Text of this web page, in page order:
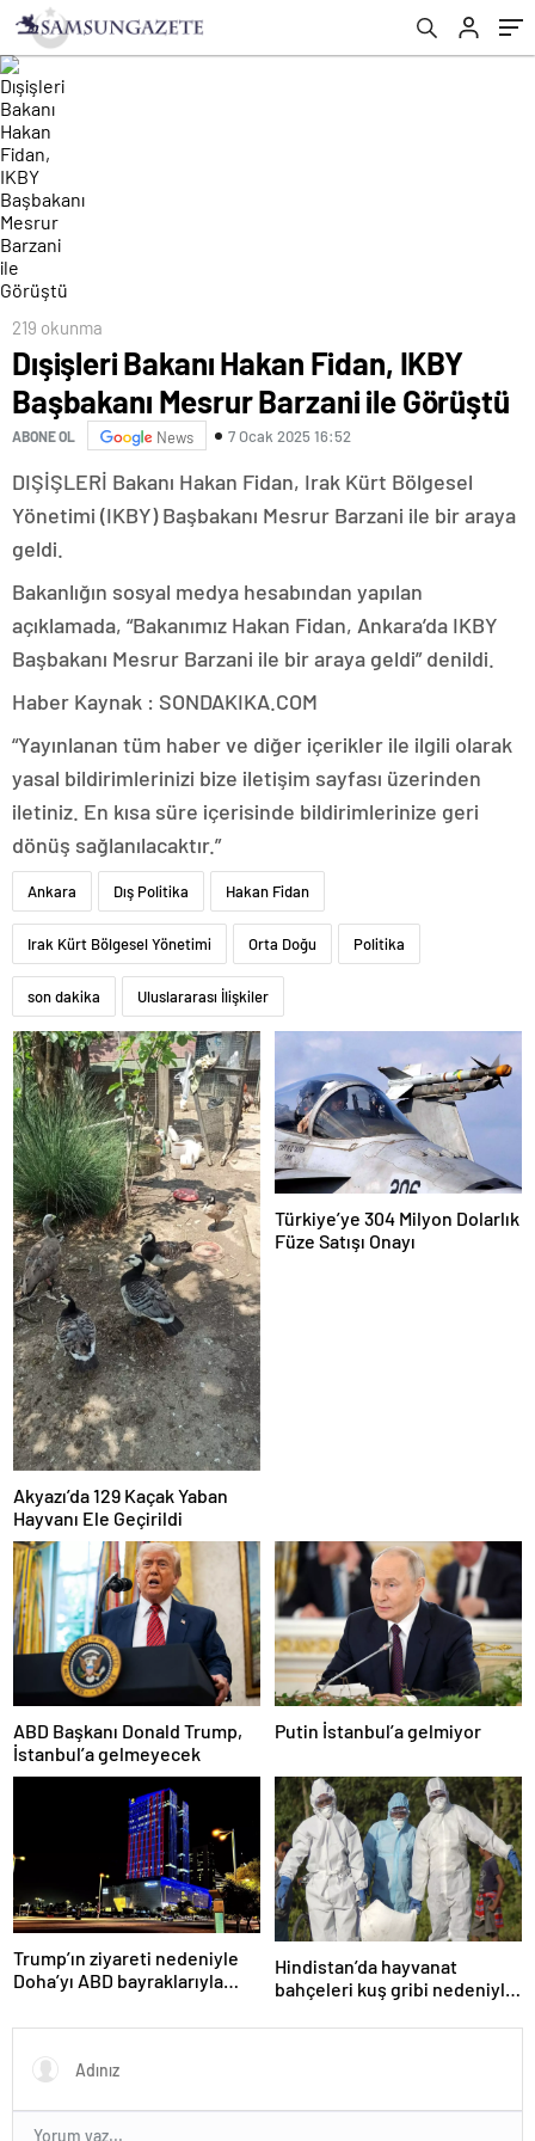
219 okunma
Dışişleri Bakanı Hakan Fidan, IKBY
Başbakanı Mesrur Barzani ile Görüştü
ABONE OL News 7 Ocak 2025 16:52
DIŞİŞLERİ Bakanı Hakan Fidan, Irak Kürt Bölgesel
Yönetimi (IKBY) Başbakanı Mesrur Barzani ile bir araya
geldi.
Bakanlığın sosyal medya hesabından yapılan
açıklamada, “Bakanımız Hakan Fidan, Ankara’da IKBY
Başbakanı Mesrur Barzani ile bir araya geldi” denildi.
Haber Kaynak : SONDAKIKA.COM
“Yayınlanan tüm haber ve diğer içerikler ile ilgili olarak
yasal bildirimlerinizi bize iletişim sayfası üzerinden
iletiniz. En kısa süre içerisinde bildirimlerinize geri
dönüş sağlanılacaktır.”
Ankara Dış Politika Hakan Fidan
Irak Kürt Bölgesel Yönetimi Orta Doğu Politika
son dakika Uluslararası İlişkiler
Akyazı’da 129 Kaçak Yaban
Hayvanı Ele Geçirildi
Türkiye’ye 304 Milyon Dolarlık
Füze Satışı Onayı
ABD Başkanı Donald Trump,
İstanbul’a gelmeyecek
Putin İstanbul’a gelmiyor
Trump’ın ziyareti nedeniyle
Doha’yı ABD bayraklarıyla
Hindistan’da hayvanat
bahçeleri kuş gribi nedeniyle